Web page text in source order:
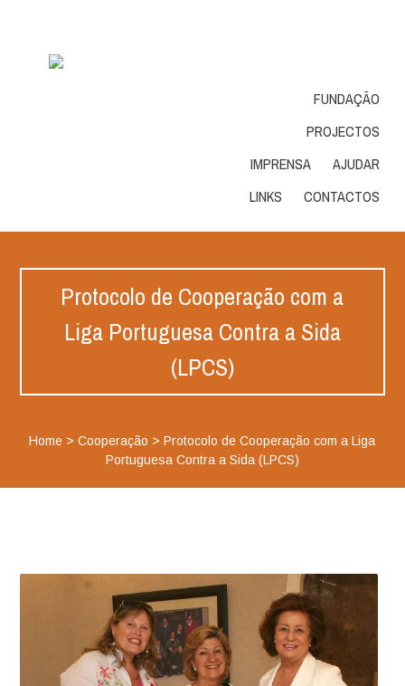
FUNDAÇÃO
PROJECTOS
IMPRENSA
AJUDAR
LINKS
CONTACTOS
Protocolo de Cooperação com a
Liga Portuguesa Contra a Sida
(LPCS)
Home >Cooperação >Protocolo de Cooperação com a Liga
Portuguesa Contra a Sida (LPCS)